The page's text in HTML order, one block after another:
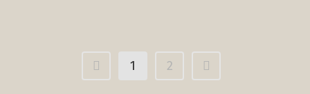
1 2